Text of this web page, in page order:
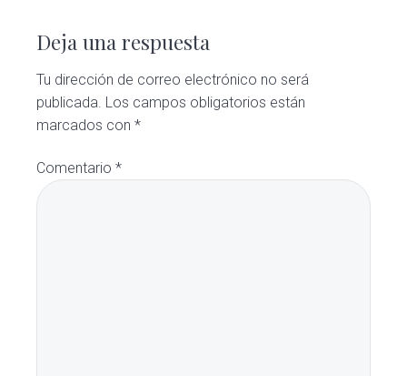
con
los
lectores
Deja una respuesta
Tu dirección de correo electrónico no será
publicada. Los campos obligatorios están
marcados con*
Comentario*